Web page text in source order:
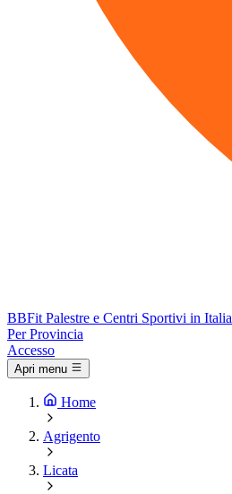
BBFit Palestre e Centri Sportivi in Italia
Per Provincia
Accesso
Apri menu
Home
Agrigento
Licata